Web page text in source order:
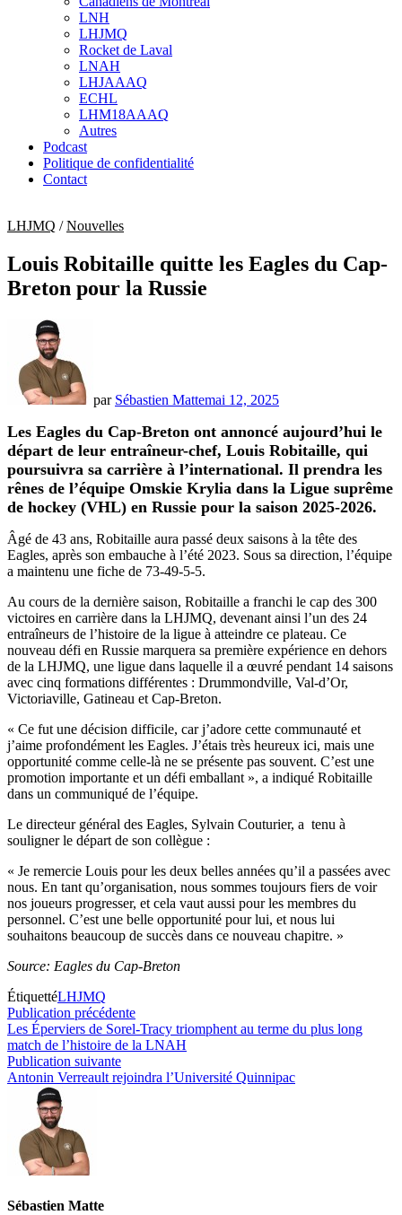
sub
menu
LNH
LHJMQ
Rocket de Laval
LNAH
LHJAAAQ
ECHL
LHM18AAAQ
Autres
Podcast
Politique de confidentialité
Contact
LHJMQ /Nouvelles
Louis Robitaille quitte les Eagles du Cap-
Breton pour la Russie
par Sébastien Mattemai 12, 2025
Les Eagles du Cap-Breton ont annoncé aujourd’hui le
départ de leur entraîneur-chef, Louis Robitaille, qui
poursuivra sa carrière à l’international. Il prendra les
rênes de l’équipe Omskie Krylia dans la Ligue suprême
de hockey (VHL) en Russie pour la saison 2025-2026.
Âgé de 43 ans, Robitaille aura passé deux saisons à la tête des
Eagles, après son embauche à l’été 2023. Sous sa direction, l’équipe
a maintenu une fiche de 73-49-5-5.
Au cours de la dernière saison, Robitaille a franchi le cap des 300
victoires en carrière dans la LHJMQ, devenant ainsi l’un des 24
entraîneurs de l’histoire de la ligue à atteindre ce plateau. Ce
nouveau défi en Russie marquera sa première expérience en dehors
de la LHJMQ, une ligue dans laquelle il a œuvré pendant 14 saisons
avec cinq formations différentes : Drummondville, Val-d’Or,
Victoriaville, Gatineau et Cap-Breton.
« Ce fut une décision difficile, car j’adore cette communauté et
j’aime profondément les Eagles. J’étais très heureux ici, mais une
opportunité comme celle-là ne se présente pas souvent. C’est une
promotion importante et un défi emballant », a indiqué Robitaille
dans un communiqué de l’équipe.
Le directeur général des Eagles, Sylvain Couturier, a tenu à
souligner le départ de son collègue :
« Je remercie Louis pour les deux belles années qu’il a passées avec
nous. En tant qu’organisation, nous sommes toujours fiers de voir
nos joueurs progresser, et cela vaut aussi pour les membres du
personnel. C’est une belle opportunité pour lui, et nous lui
souhaitons beaucoup de succès dans ce nouveau chapitre. »
Source: Eagles du Cap-Breton
ÉtiquettéLHJMQ
Navigation
de
l’article
Publication précédentePublication
précédente :
Les Éperviers de Sorel-Tracy triomphent au terme du plus long
match de l’histoire de la LNAH
Publication suivantePublication
suivante :
Antonin Verreault rejoindra l’Université Quinnipac
Sébastien Matte